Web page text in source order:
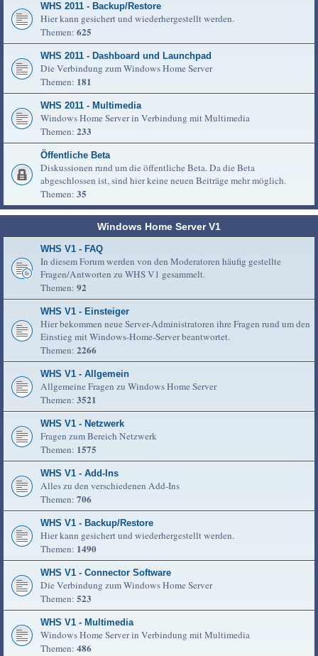
WHS 2011 - Backup/Restore
Hier kann gesichert und wiederhergestellt werden.
Themen: 625
WHS 2011 - Dashboard und Launchpad
Die Verbindung zum Windows Home Server
Themen: 181
WHS 2011 - Multimedia
Windows Home Server in Verbindung mit Multimedia
Themen: 233
Öffentliche Beta
Diskussionen rund um die öffentliche Beta. Da die Beta
abgeschlossen ist, sind hier keine neuen Beiträge mehr möglich.
Themen: 35
Windows Home Server V1
WHS V1 - FAQ
In diesem Forum werden von den Moderatoren häufig gestellte
Fragen/Antworten zu WHS V1 gesammelt.
Themen: 92
WHS V1 - Einsteiger
Hier bekommen neue Server-Administratoren ihre Fragen rund um den
Einstieg mit Windows-Home-Server beantwortet.
Themen: 2266
WHS V1 - Allgemein
Allgemeine Fragen zu Windows Home Server
Themen: 3521
WHS V1 - Netzwerk
Fragen zum Bereich Netzwerk
Themen: 1575
WHS V1 - Add-Ins
Alles zu den verschiedenen Add-Ins
Themen: 706
WHS V1 - Backup/Restore
Hier kann gesichert und wiederhergestellt werden.
Themen: 1490
WHS V1 - Connector Software
Die Verbindung zum Windows Home Server
Themen: 523
WHS V1 - Multimedia
Windows Home Server in Verbindung mit Multimedia
Themen: 486